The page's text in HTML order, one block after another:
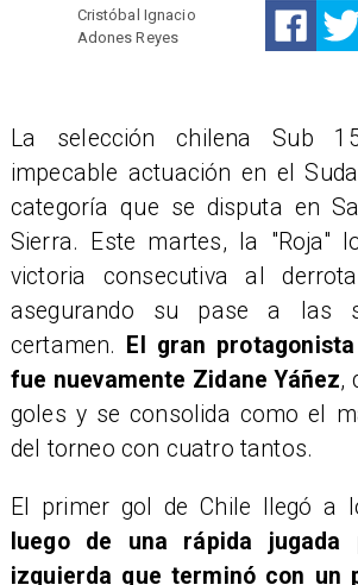
Cristóbal Ignacio
Adones Reyes
La selección chilena Sub
impecable actuación en el
categoría que se disputa en
Sierra. Este martes, la "Roja"
victoria consecutiva al
asegurando su pase a las
certamen.
El gran
fue nuevamente Zidane Yáñez,
goles y se consolida como el
del torneo con cuatro tantos.
El primer gol de Chile llegó a
luego de una rápida jugada
izquierda que terminó con un